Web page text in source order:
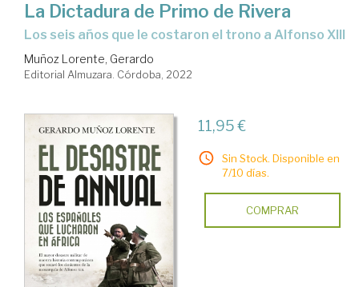
La Dictadura de Primo de Rivera
los seis años que le costaron el trono a Alfonso XIII
Muñoz Lorente, Gerardo
Editorial Almuzara. Córdoba, 2022
11,95 €
Sin Stock. Disponible en
7/10 días.
COMPRAR